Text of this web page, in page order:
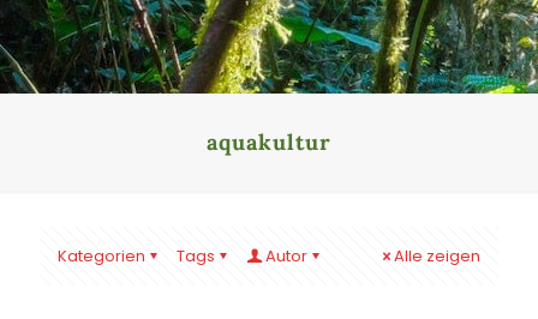
aquakultur
Kategorien Tags Autor Alle zeigen